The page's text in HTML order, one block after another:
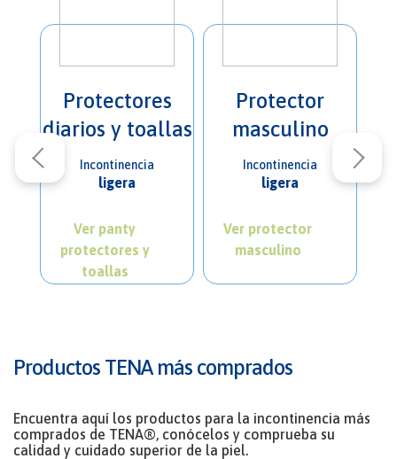
Protectores
diarios y toallas
Incontinencia
ligera
Ver panty
protectores y
toallas
Protector
masculino
Incontinencia
ligera
Ver protector
masculino
Productos TENA más comprados
Encuentra aquí los productos para la incontinencia más
comprados de TENA®, conócelos y comprueba su
calidad y cuidado superior de la piel.